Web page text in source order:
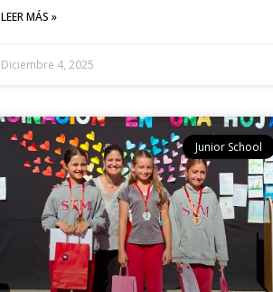
LEER MÁS »
Diciembre 4, 2025
Junior School